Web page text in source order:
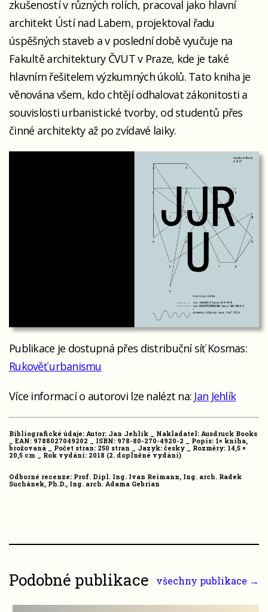
zkušeností v různých rolích, pracoval jako hlavní
architekt Ústí nad Labem, projektoval řadu
úspěšných staveb a v poslední době vyučuje na
Fakultě architektury ČVUT v Praze, kde je také
hlavním řešitelem výzkumných úkolů. Tato kniha je
věnována všem, kdo chtějí odhalovat zákonitosti a
souvislosti urbanistické tvorby, od studentů přes
činné architekty až po zvídavé laiky.
Publikace je dostupná přes distribuční síť Kosmas:
Rukověť urbanismu
Více informací o autorovi lze nalézt na: Jan Jehlík
Bibliografické údaje: Autor: Jan Jehlík _ Nakladatel: Ausdruck Books
_ EAN: 9788027049202 _ ISBN: 978-80-270-4920-2 _ Popis: 1× kniha,
brožovaná _ Počet stran: 250 stran _ Jazyk: česky _ Rozměry: 14,5 ×
20,5 cm _ Rok vydání: 2018 (2. doplněné vydání)
Odborné recenze: Prof. Dipl. Ing. Ivan Reimann, Ing. arch. Radek
Suchánek, Ph.D., Ing. arch. Adama Gebrian
Podobné publikace všechny publikace →